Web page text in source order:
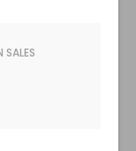
SALES